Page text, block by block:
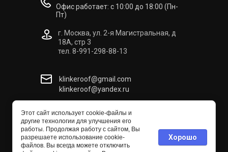
КЛИНКЕРУФ
© [2021] [Клинкеруф]
Офис работает: с 10:00 до 18:00 (Пн-
Пт)
г. Москва, ул. 2-я Магистральная, д
18А, стр 3
тел. 8-991-298-88-13
klinkeroof@gmail.com
klinkeroof@yandex.ru
Этот сайт использует cookie-файлы и
другие технологии для улучшения его
работы. Продолжая работу с сайтом, Вы
разрешаете использование cookie-
файлов. Вы всегда можете отключить
Хорошо